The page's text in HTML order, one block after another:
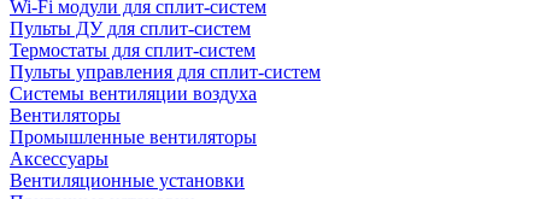
Wi-Fi модули для сплит-систем
Пульты ДУ для сплит-систем
Термостаты для сплит-систем
Пульты управления для сплит-систем
Системы вентиляции воздуха
Вентиляторы
Промышленные вентиляторы
Аксессуары
Вентиляционные установки